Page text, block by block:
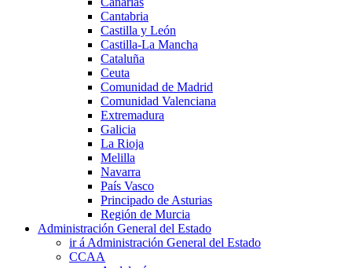
Cantabria
Castilla y León
Castilla-La Mancha
Cataluña
Ceuta
Comunidad de Madrid
Comunidad Valenciana
Extremadura
Galicia
La Rioja
Melilla
Navarra
País Vasco
Principado de Asturias
Región de Murcia
Administración General del Estado
ir á Administración General del Estado
CCAA